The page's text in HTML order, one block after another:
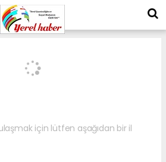
için lütfen aşağıdan bir il